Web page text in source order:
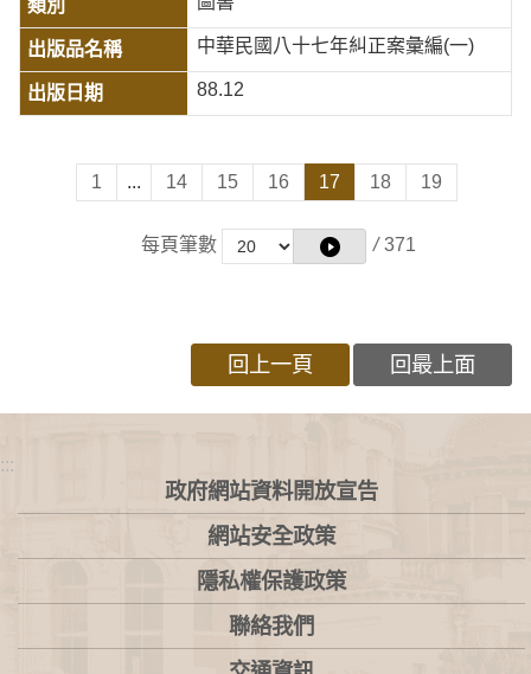
中華民國八十七年糾正案彙編(一)
88.12
1 ... 14 15 16 17 18 19
每頁筆數 / 371
回上一頁 回最上面
:::
政府網站資料開放宣告
網站安全政策
隱私權保護政策
聯絡我們